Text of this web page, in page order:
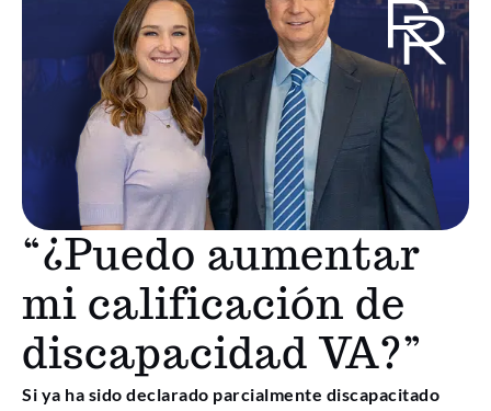
“¿Puedo aumentar
mi calificación de
discapacidad VA?”
Si ya ha sido declarado parcialmente discapacitado